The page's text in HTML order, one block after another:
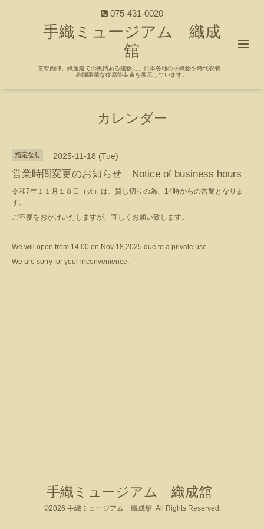
075-431-0020
手織ミュージアム 織成
舘
京都西陣、織屋建ての風情ある建物に、日本各地の手織物や時代衣装、
絢爛豪華な復原能装束を展示しています。
カレンダー
指定なし 2025-11-18 (Tue)
営業時間変更のお知らせ Notice of business hours
令和7年１１月１８日（火）は、貸し切りの為、14時からの営業となりま
す。
ご不便をおかけいたしますが、宜しくお願い致します。
We will open from 14:00 on Nov 18,2025 due to a private use.
We are sorry for your inconvenience.
手織ミュージアム 織成舘
©2026 手織ミュージアム 織成舘. All Rights Reserved.